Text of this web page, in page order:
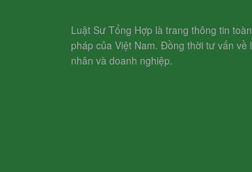
Luật Sư Tổng Hợp là trang thông tin
pháp của Việt Nam. Đồng thời tư vấn về
nhân và doanh nghiệp.